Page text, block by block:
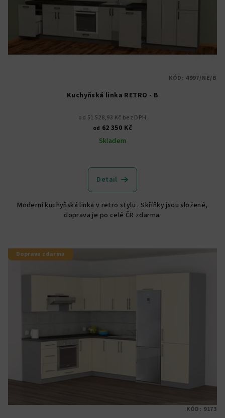
Kuchyňská linka RETRO - B
od 51 528,93 Kč bez DPH
od 62 350 Kč
Skladem
Detail
Moderní kuchyňská linka v retro stylu . Skříňky jsou složené,
doprava je po celé ČR zdarma.
KÓD: 4997/NE/B
Doprava zdarma
KÓD: 9173